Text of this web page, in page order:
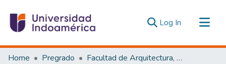
Log In (current)
Communities & Collections
Home Pregrado
Facultad de Arquitectura, Artes y Diseño